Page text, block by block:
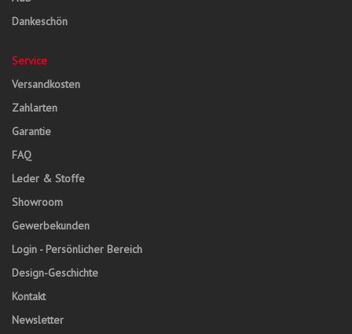
Dankeschön
Service
Versandkosten
Zahlarten
Garantie
FAQ
Leder & Stoffe
Showroom
Gewerbekunden
Login - Persönlicher Bereich
Design-Geschichte
Kontakt
Newsletter